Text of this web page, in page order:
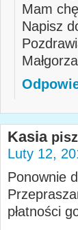
Mam
Napisz
Kasia
Luty 12,
Ponownie
płatności